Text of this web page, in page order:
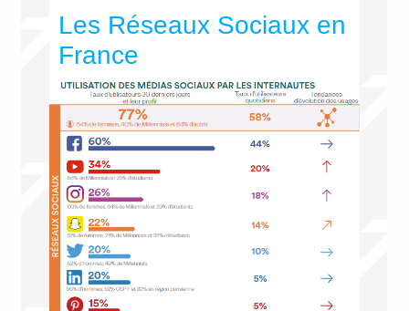
Les Réseaux Sociaux en
France